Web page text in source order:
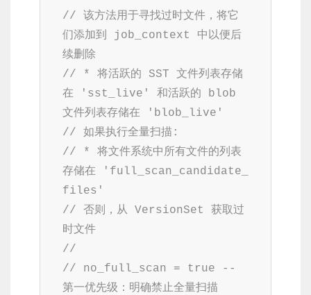
// 该方法用于寻找过时文件，将它
们添加到 job_context 中以便后
续删除
// * 将活跃的 SST 文件列表存储
在 'sst_live' 和活跃的 blob
文件列表存储在 'blob_live'
// 如果执行全量扫描:
// * 将文件系统中所有文件的列表
存储在 'full_scan_candidate_
files'
// 否则，从 VersionSet 获取过
时文件
//
// no_full_scan = true --
第一优先级：明确禁止全量扫描